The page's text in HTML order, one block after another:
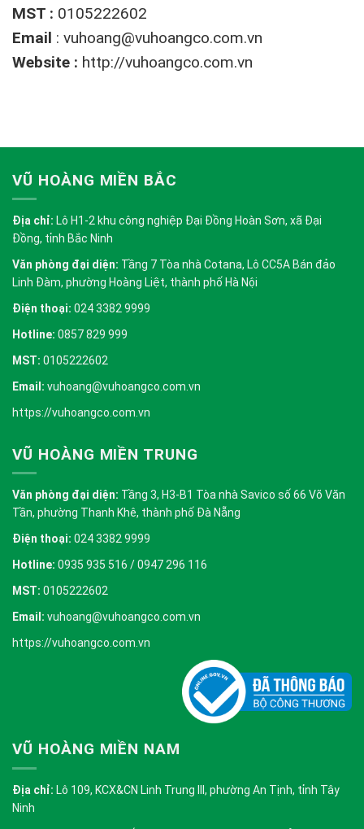
MST : 0105222602
Email : vuhoang@vuhoangco.com.vn
Website : http://vuhoangco.com.vn
VŨ HOÀNG MIỀN BẮC
Địa chỉ: Lô H1-2 khu công nghiệp Đại Đồng Hoàn Sơn, xã Đại
Đồng, tỉnh Bắc Ninh
Văn phòng đại diện: Tầng 7 Tòa nhà Cotana, Lô CC5A Bán đảo
Linh Đàm, phường Hoàng Liệt, thành phố Hà Nội
Điện thoại: 024 3382 9999
Hotline: 0857 829 999
MST: 0105222602
Email: vuhoang@vuhoangco.com.vn
https://vuhoangco.com.vn
VŨ HOÀNG MIỀN TRUNG
Văn phòng đại diện: Tầng 3, H3-B1 Tòa nhà Savico số 66 Võ Văn
Tần, phường Thanh Khê, thành phố Đà Nẵng
Điện thoại: 024 3382 9999
Hotline: 0935 935 516 / 0947 296 116
MST: 0105222602
Email: vuhoang@vuhoangco.com.vn
https://vuhoangco.com.vn
VŨ HOÀNG MIỀN NAM
Địa chỉ: Lô 109, KCX&CN Linh Trung III, phường An Tịnh, tỉnh Tây
Ninh